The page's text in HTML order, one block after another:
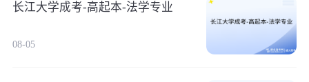
长江大学成考-高起本-法学专业
08-05